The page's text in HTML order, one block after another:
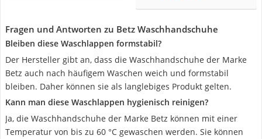
Fragen und Antworten zu Betz Waschhandschuhe
Bleiben diese Waschlappen formstabil?
Der Hersteller gibt an, dass die Waschhandschuhe der Marke
Betz auch nach häufigem Waschen weich und formstabil
bleiben. Daher können sie als langlebiges Produkt gelten.
Kann man diese Waschlappen hygienisch reinigen?
Ja, die Waschhandschuhe der Marke Betz können mit einer
Temperatur von bis zu 60 °C gewaschen werden. Sie können